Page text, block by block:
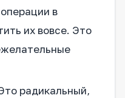
в
их вовсе. Это
радикальный,